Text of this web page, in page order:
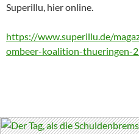
Superillu, hier online.
https://www.superillu.de/
ombeer-koalition-thueringen-